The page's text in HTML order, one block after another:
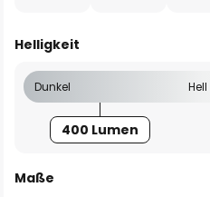
Helligkeit
Dunkel Hell
400 Lumen
Maße